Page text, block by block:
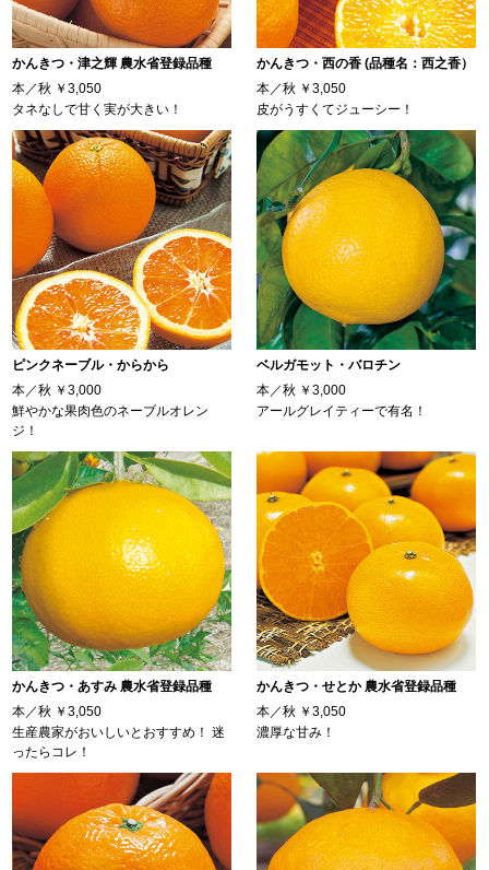
かんきつ・津之輝 農水省登録品種
本／秋 ￥3,050
タネなしで甘く実が大きい！
かんきつ・西の香 (品種名：西之香）
本／秋 ￥3,050
皮がうすくてジューシー！
ピンクネーブル・からから
本／秋 ￥3,000
鮮やかな果肉色のネーブルオレン
ジ！
ベルガモット・バロチン
本／秋 ￥3,000
アールグレイティーで有名！
かんきつ・あすみ 農水省登録品種
本／秋 ￥3,050
生産農家がおいしいとおすすめ！ 迷
ったらコレ！
かんきつ・せとか 農水省登録品種
本／秋 ￥3,050
濃厚な甘み！